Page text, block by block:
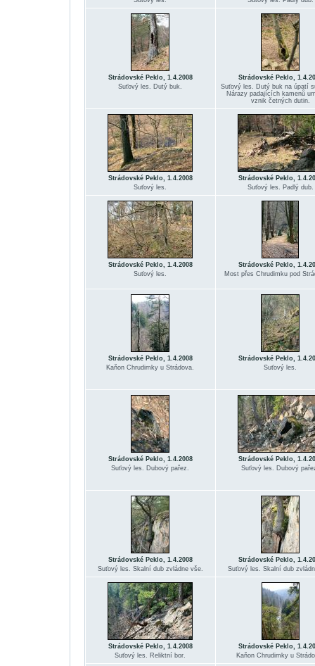
Strádovské Peklo, 1.4.2008
Suťový les. Dutý buk.
Strádovské Peklo,
Suťový les. Dutý buk na úpatí
Nárazy padajících kamenů
vznik četných dutin.
Strádovské Peklo, 1.4.2008
Suťový les.
Strádovské Peklo,
Suťový les. Padlý dub.
Strádovské Peklo, 1.4.2008
Suťový les.
Strádovské Peklo,
Most přes Chrudimku pod
Strádovské Peklo, 1.4.2008
Kaňon Chrudimky u Strádova.
Strádovské Peklo,
Suťový les.
Strádovské Peklo, 1.4.2008
Suťový les. Dubový pařez.
Strádovské Peklo,
Suťový les. Dubový
Strádovské Peklo, 1.4.2008
Suťový les. Skalní dub zvládne vše.
Strádovské Peklo,
Suťový les. Skalní dub
Strádovské Peklo, 1.4.2008
Suťový les. Reliktní bor.
Strádovské Peklo,
Kaňon Chrudimky u